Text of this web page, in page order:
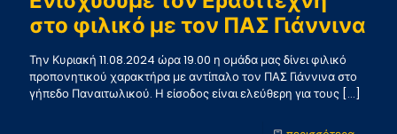
στο φιλικό με τον ΠΑΣ Γιάννινα
Την Κυριακή 11.08.2024 ώρα 19.00 η ομάδα μας δίνει φιλικό
προπονητικού χαρακτήρα με αντίπαλο τον ΠΑΣ Γιάννινα στο
γήπεδο Παναιτωλικού. Η είσοδος είναι ελεύθερη για τους […]